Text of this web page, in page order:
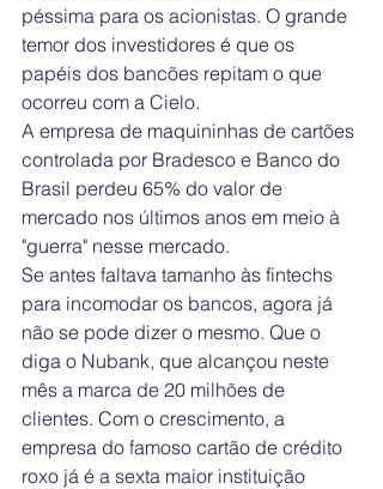
péssima para os acionistas. O grande
temor dos investidores é que os
papéis dos bancões repitam o que
ocorreu com a Cielo.
A empresa de maquininhas de cartões
controlada por Bradesco e Banco do
Brasil perdeu 65% do valor de
mercado nos últimos anos em meio à
"guerra" nesse mercado.
Se antes faltava tamanho às fintechs
para incomodar os bancos, agora já
não se pode dizer o mesmo. Que o
diga o Nubank, que alcançou neste
mês a marca de 20 milhões de
clientes. Com o crescimento, a
empresa do famoso cartão de crédito
roxo já é a sexta maior instituição